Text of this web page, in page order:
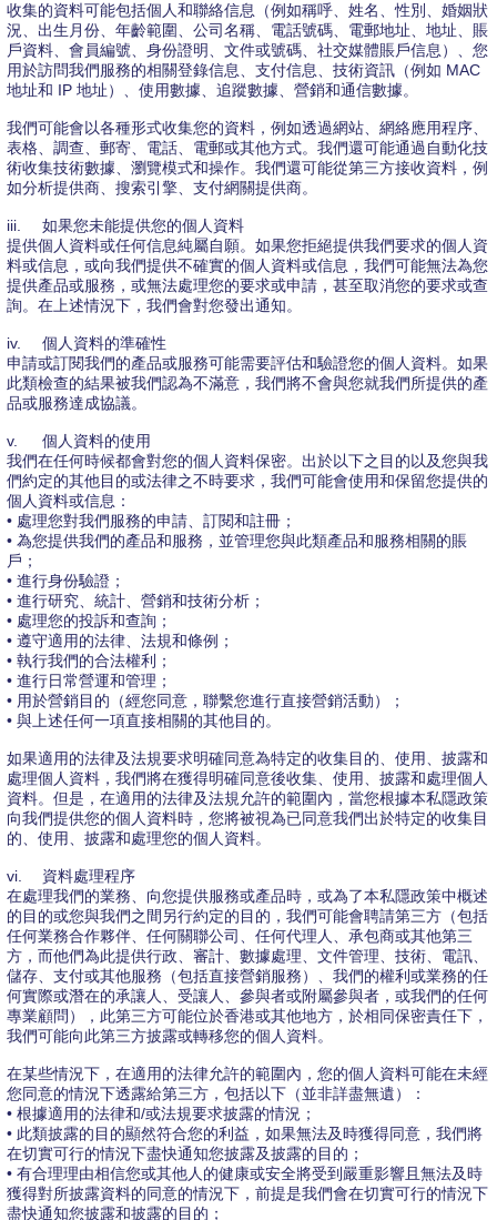
收集的資料可能包括個人和聯絡信息（例如稱呼、姓名、性別、婚姻狀
況、出生月份、年齡範圍、公司名稱、電話號碼、電郵地址、地址、賬
戶資料、會員編號、身份證明、文件或號碼、社交媒體賬戶信息）、您
用於訪問我們服務的相關登錄信息、支付信息、技術資訊（例如 MAC
地址和 IP 地址）、使用數據、追蹤數據、營銷和通信數據。
我們可能會以各種形式收集您的資料，例如透過網站、網絡應用程序、
表格、調查、郵寄、電話、電郵或其他方式。我們還可能通過自動化技
術收集技術數據、瀏覽模式和操作。我們還可能從第三方接收資料，例
如分析提供商、搜索引擎、支付網關提供商。
iii.
如果您未能提供您的個人資料
提供個人資料或任何信息純屬自願。如果您拒絕提供我們要求的個人資
料或信息，或向我們提供不確實的個人資料或信息，我們可能無法為您
提供產品或服務，或無法處理您的要求或申請，甚至取消您的要求或查
詢。在上述情況下，我們會對您發出通知。
iv.
個人資料的準確性
申請或訂閱我們的產品或服務可能需要評估和驗證您的個人資料。如果
此類檢查的結果被我們認為不滿意，我們將不會與您就我們所提供的產
品或服務達成協議。
v.
個人資料的使用
我們在任何時候都會對您的個人資料保密。出於以下之目的以及您與我
們約定的其他目的或法律之不時要求，我們可能會使用和保留您提供的
個人資料或信息：
• 處理您對我們服務的申請、訂閱和註冊；
• 為您提供我們的產品和服務，並管理您與此類產品和服務相關的賬
戶；
• 進行身份驗證；
• 進行研究、統計、營銷和技術分析；
• 處理您的投訴和查詢；
• 遵守適用的法律、法規和條例；
• 執行我們的合法權利；
• 進行日常營運和管理；
• 用於營銷目的（經您同意，聯繫您進行直接營銷活動）；
• 與上述任何一項直接相關的其他目的。
如果適用的法律及法規要求明確同意為特定的收集目的、使用、披露和
處理個人資料，我們將在獲得明確同意後收集、使用、披露和處理個人
資料。但是，在適用的法律及法規允許的範圍內，當您根據本私隱政策
向我們提供您的個人資料時，您將被視為已同意我們出於特定的收集目
的、使用、披露和處理您的個人資料。
vi.
資料處理程序
在處理我們的業務、向您提供服務或產品時，或為了本私隱政策中概述
的目的或您與我們之間另行約定的目的，我們可能會聘請第三方（包括
任何業務合作夥伴、任何關聯公司、任何代理人、承包商或其他第三
方，而他們為此提供行政、審計、數據處理、文件管理、技術、電訊、
儲存、支付或其他服務（包括直接營銷服務）、我們的權利或業務的任
何實際或潛在的承讓人、受讓人、參與者或附屬參與者，或我們的任何
專業顧問），此第三方可能位於香港或其他地方，於相同保密責任下，
我們可能向此第三方披露或轉移您的個人資料。
在某些情況下，在適用的法律允許的範圍內，您的個人資料可能在未經
您同意的情況下透露給第三方，包括以下（並非詳盡無遺）：
• 根據適用的法律和/或法規要求披露的情況；
• 此類披露的目的顯然符合您的利益，如果無法及時獲得同意，我們將
在切實可行的情況下盡快通知您披露及披露的目的；
• 有合理理由相信您或其他人的健康或安全將受到嚴重影響且無法及時
獲得對所披露資料的同意的情況下，前提是我們會在切實可行的情況下
盡快通知您披露和披露的目的；